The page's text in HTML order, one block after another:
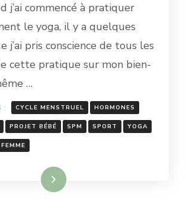
STYLES
YOGA
POUR
PRATIQUE
BESOINS
DES
FEMMES
j’ai commencé à pratiquer
le yoga, il y a quelques
j’ai pris conscience de tous les
cette pratique sur mon bien-
…
: CYCLE MENSTRUEL HORMONES
PROJET BÉBÉ SPM SPORT YOGA
Lire la suite